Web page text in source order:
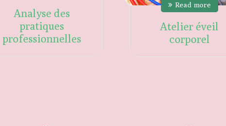
Analyse des
pratiques
professionnelles
Read more
Atelier éveil
corporel